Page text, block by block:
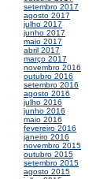
setembro 2017
agosto 2017
julho 2017
junho 2017
maio 2017
abril 2017
março 2017
novembro 2016
outubro 2016
setembro 2016
agosto 2016
julho 2016
junho 2016
maio 2016
fevereiro 2016
janeiro 2016
novembro 2015
outubro 2015
setembro 2015
agosto 2015